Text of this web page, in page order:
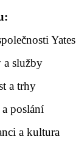
Yates
a služby
a trhy
poslání
a kultura